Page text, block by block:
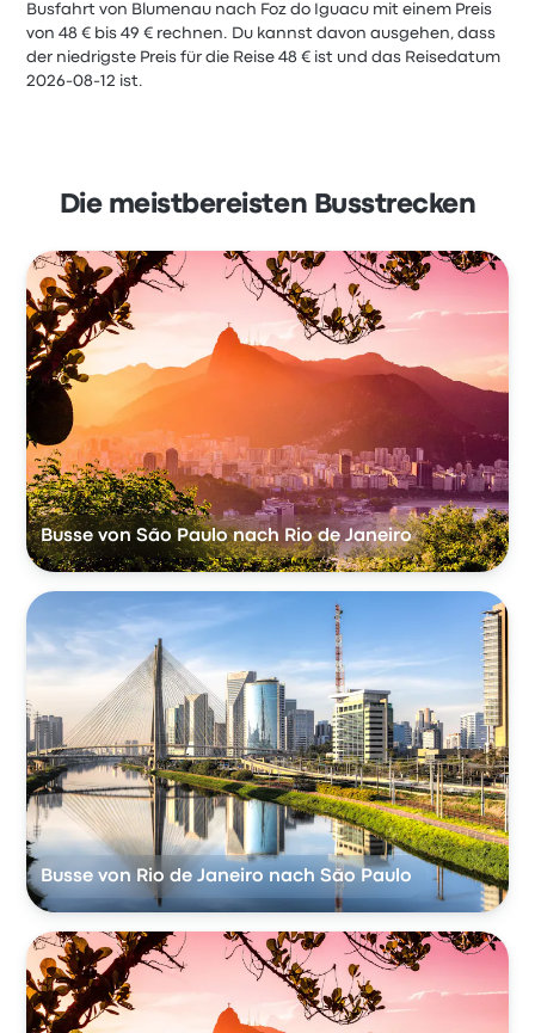
Busfahrt von Blumenau nach Foz do Iguacu mit einem Preis
von 48 € bis 49 € rechnen. Du kannst davon ausgehen, dass
der niedrigste Preis für die Reise 48 € ist und das Reisedatum
2026-08-12 ist.
Die meistbereisten Busstrecken
Busse von São Paulo nach Rio de Janeiro
Busse von Rio de Janeiro nach São Paulo